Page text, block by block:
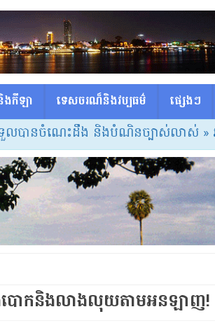
ងកីឡា ទេសចរណ៏និងវប្បធម៌ ផ្សេង​ៗ
ណេះដឹង និងបំណិនច្បាស់លាស់» អង្គការស
ងបោកនិងលាងលុយតាមអនឡាញ!